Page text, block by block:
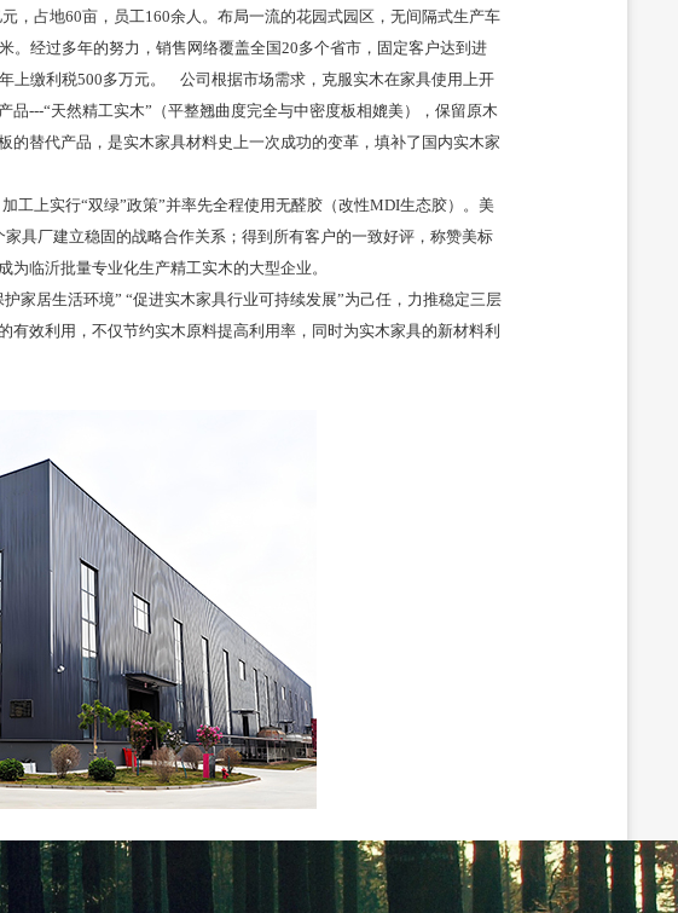
元，占地60亩，员工160余人。布局一流的花园式园区，无间隔式生产车
。经过多年的努力， 销售网络覆盖全国20多个省市， 固定客户达到进
上缴利税500多万元。
公司根据市场需求，克服实木在家具使用上开
品---“天然精工实木”（平整翘曲度完全与中密度板相媲美），保留原木
的替代产品，是实木家具材料史上一次成功的变革，填补了国内实木家
工上实行“双绿”政策”并率先全程使用无醛胶（改性MDI生态胶） 。美
家具厂建立稳固的战略合作关系；得到所有客户的一致好评，称赞美标
为临沂批量专业化生产精工实木的大型企业。
护家居生活环境” “促进实木家具行业可持续发展”为己任，力推稳定三层
有效利用，不仅节约实木原料提高利用率，同时为实木家具的新材料利